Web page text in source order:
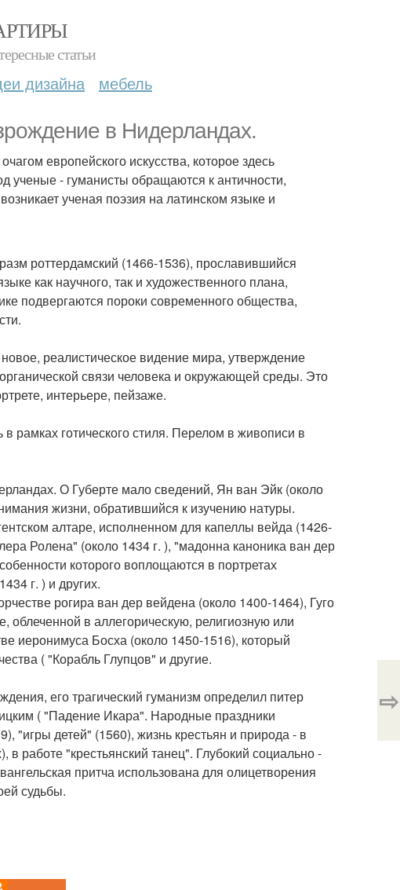
статьи
дизайна мебель
в Нидерландах.
европейского искусства, которое здесь
ученые - гуманисты обращаются к античности,
ученая поэзия на латинском языке и
роттердамский (1466-1536), прославившийся
как научного, так и художественного плана,
подвергаются пороки современного общества,
реалистическое видение мира, утверждение
связи человека и окружающей среды. Это
интерьере, пейзаже.
рамках готического стиля. Перелом в живописи в
О Губерте мало сведений, Ян ван Эйк (около
жизни, обратившийся к изучению натуры.
алтаре, исполненном для капеллы вейда (1426-
Ролена" (около 1434 г. ), "мадонна каноника ван дер
которого воплощаются в портретах
г. ) и других.
рогира ван дер вейдена (около 1400-1464), Гуго
облеченной в аллегорическую, религиозную или
иеронимуса Босха (около 1450-1516), который
( "Корабль Глупцов" и другие.
его трагический гуманизм определил питер
( "Падение Икара". Народные праздники
"игры детей" (1560), жизнь крестьян и природа - в
работе "крестьянский танец". Глубокий социально -
притча использована для олицетворения
судьбы.
⇨